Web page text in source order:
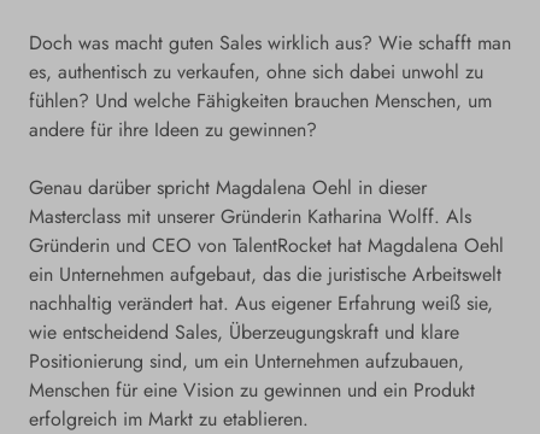
Rocket)Rocket)
Doch was macht guten Sales wirklich aus? Wie schafft man
es, authentisch zu verkaufen, ohne sich dabei unwohl zu
fühlen? Und welche Fähigkeiten brauchen Menschen, um
andere für ihre Ideen zu gewinnen?
Genau darüber spricht Magdalena Oehl in dieser
Masterclass mit unserer Gründerin Katharina Wolff. Als
Gründerin und CEO von TalentRocket hat Magdalena Oehl
ein Unternehmen aufgebaut, das die juristische Arbeitswelt
nachhaltig verändert hat. Aus eigener Erfahrung weiß sie,
wie entscheidend Sales, Überzeugungskraft und klare
Positionierung sind, um ein Unternehmen aufzubauen,
Menschen für eine Vision zu gewinnen und ein Produkt
erfolgreich im Markt zu etablieren.